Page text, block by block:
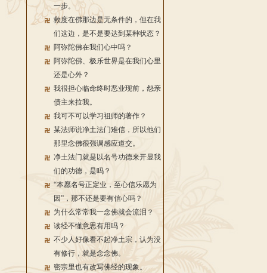
一步。
救度在佛那边是无条件的，但在我
们这边，是不是要达到某种状态？
阿弥陀佛在我们心中吗？
阿弥陀佛、极乐世界是在我们心里
还是心外？
我很担心临命终时恶业现前，怨亲
债主来拉我。
我可不可以学习祖师的著作？
某法师说净土法门难信，所以他们
那里念佛很强调感应道交。
净土法门就是以名号功德来开显我
们的功德，是吗？
“本愿名号正定业，至心信乐愿为
因”，那不还是要有信心吗？
为什么常常我一念佛就会流泪？
读经不懂意思有用吗？
不少人好像看不起净土宗，认为没
有修行，就是念念佛。
密宗里也有改写佛经的现象。